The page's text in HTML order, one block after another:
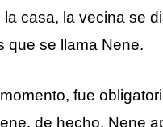
la casa, la vecina se
que se llama Nene.
fue
de hecho, Nene